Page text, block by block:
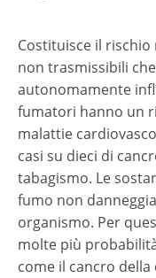
Costituisce il
non trasmissibili
autonomamente
fumatori hanno un
malattie
casi su dieci di
tabagismo. Le
fumo non
organismo. Per
molte più
come il cancro